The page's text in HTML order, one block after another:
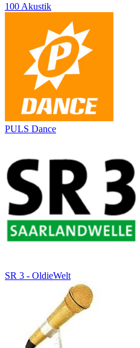
100 Akustik
PULS Dance
SR 3 - OldieWelt